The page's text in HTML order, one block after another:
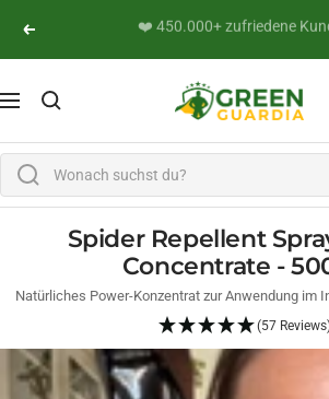
Previous
👨‍🔬 Persönliche
Navigation
Green Guardia - Ihr
Spider Repellent
Concentrate -
Natürliches Power-Konzentrat zur Anwendung im
(57